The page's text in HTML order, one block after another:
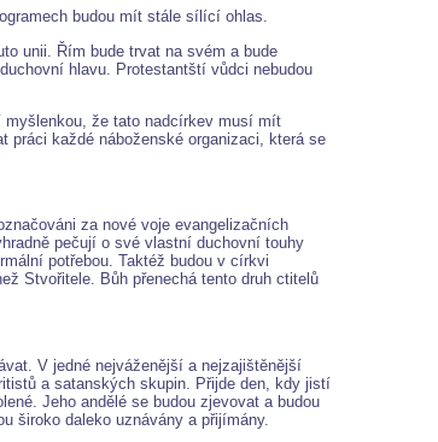
budou mít stále sílící ohlas.
unii. Řím bude trvat na svém a bude
hlavu. Protestantští vůdci nebudou
že tato nadcírkev musí mít
každé náboženské organizaci, která se
za nové voje evangelizačních
pečují o své vlastní duchovní touhy
potřebou. Taktéž budou v církvi
Stvořitele. Bůh přenechá tento druh ctitelů
V jedné nejváženější a nejzajištěnější
a satanských skupin. Přijde den, kdy jistí
Jeho andělé se budou zjevovat a budou
široko daleko uznávány a přijímány.